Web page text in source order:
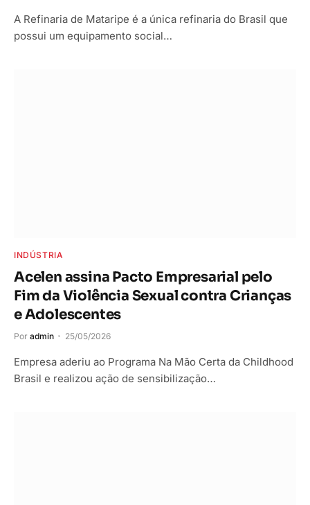
A Refinaria de Mataripe é a única refinaria do Brasil que
possui um equipamento social…
INDÚSTRIA
Acelen assina Pacto Empresarial pelo
Fim da Violência Sexual contra Crianças
e Adolescentes
Por admin 25/05/2026
Empresa aderiu ao Programa Na Mão Certa da Childhood
Brasil e realizou ação de sensibilização…